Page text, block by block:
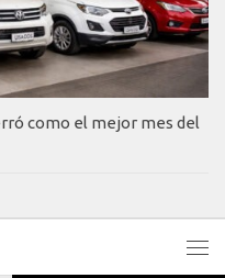
como el mejor mes del